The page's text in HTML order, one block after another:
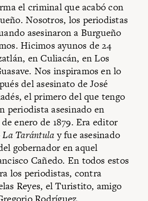
el criminal que acabó con
Nosotros, los periodistas
asesinaron a Burgueño
Hicimos ayunos de 24
en Culiacán, en Los
Nos inspiramos en lo
del asesinato de José
el primero del que tengo
periodista asesinado en
de enero de 1879. Era editor
La Tarántulay fue asesinado
gobernador en aquel
Cañedo. En todos estos
los periodistas, contra
Reyes, el Turistito, amigo